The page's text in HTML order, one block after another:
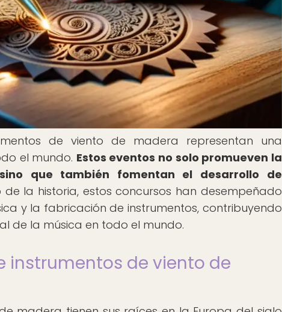
de viento de madera representan una
el mundo. Estos eventos no solo promueven la
que también fomentan el desarrollo de
de la historia, estos concursos han desempeñado
y la fabricación de instrumentos, contribuyendo
de la música en todo el mundo.
instrumentos de viento de